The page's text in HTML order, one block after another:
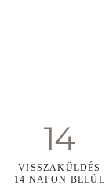
VISSZAKÜLDÉS
14 NAPON BELÜL